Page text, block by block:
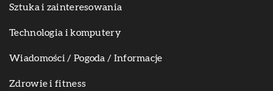
Sztuka i zainteresowania
Technologia i komputery
Wiadomości / Pogoda / Informacje
Zdrowie i fitness